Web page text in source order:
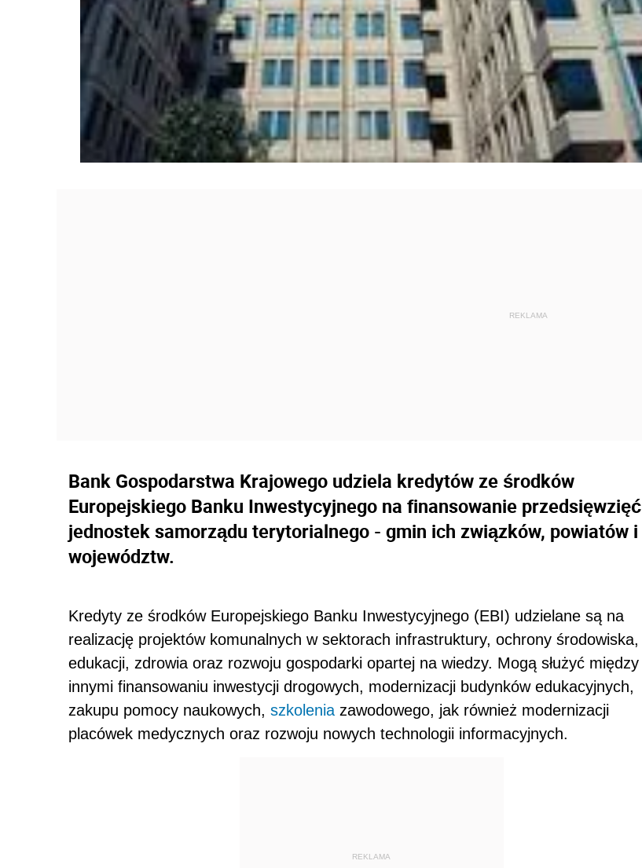
Bank Gospodarstwa Krajowego udziela kredytów ze środków
Europejskiego Banku Inwestycyjnego na finansowanie przedsięwzięć
jednostek samorządu terytorialnego - gmin ich związków, powiatów i
województw.
Kredyty ze środków Europejskiego Banku Inwestycyjnego (EBI) udzielane są na
realizację projektów komunalnych w sektorach infrastruktury, ochrony środowiska,
edukacji, zdrowia oraz rozwoju gospodarki opartej na wiedzy. Mogą służyć między
innymi finansowaniu inwestycji drogowych, modernizacji budynków edukacyjnych,
zakupu pomocy naukowych, szkolenia zawodowego, jak również modernizacji
placówek medycznych oraz rozwoju nowych technologii informacyjnych.
REKLAMA